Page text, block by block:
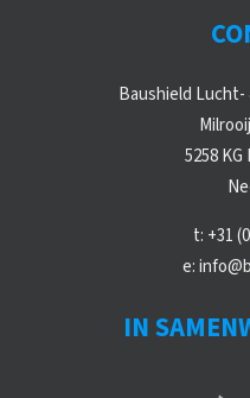
Baushield
5258
t: +31
e:
IN